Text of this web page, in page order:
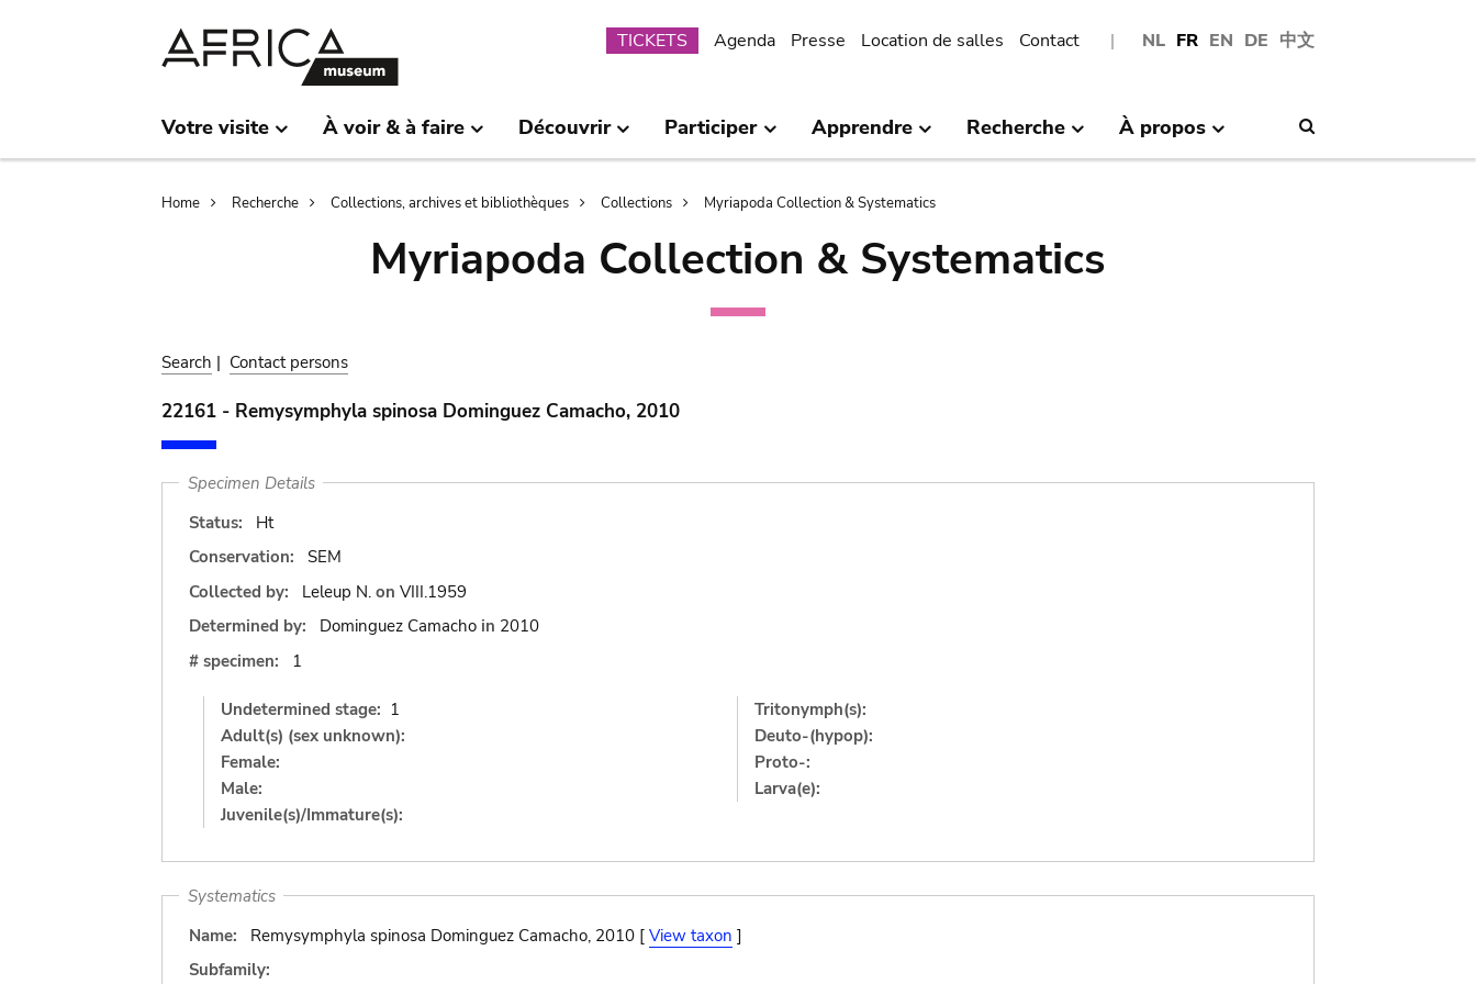
NL FR EN DE 中文
Submenu
TICKETS Agenda Presse Location de salles Contact
Votre visite À voir & à faire Découvrir Participer Apprendre Recherche À propos
Breadcrumb
Home Recherche Collections, archives et bibliothèques Collections Myriapoda Collection & Systematics
Myriapoda Collection & Systematics
Search | Contact persons
22161 - Remysymphyla spinosa Dominguez Camacho, 2010
Specimen Details
Status:
Ht
Conservation:
SEM
Collected by:
Leleup N. on VIII.1959
Determined by:
Dominguez Camacho in 2010
# specimen:
1
Undetermined stage: 1
Adult(s) (sex unknown):
Female:
Male:
Juvenile(s)/Immature(s):
Tritonymph(s):
Deuto-(hypop):
Proto-:
Larva(e):
Systematics
Name:
Remysymphyla spinosa Dominguez Camacho, 2010 [ View taxon ]
Subfamily: